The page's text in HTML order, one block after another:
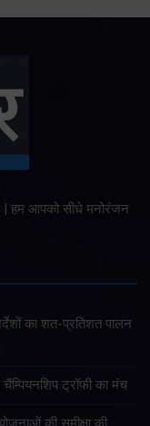
| हम आपको सीधे मनोरंजन
का शत-प्रतिशत पालन
ट्रॉफी का मंच